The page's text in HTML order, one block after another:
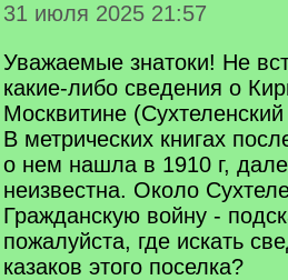
31 июля 2025 21:57
Уважаемые знатоки! Не
какие-либо сведения о
Москвитине
В метрических книгах
о нем нашла в 1910 г,
неизвестна. Около
Гражданскую войну -
пожалуйста, где искать
казаков этого поселка?